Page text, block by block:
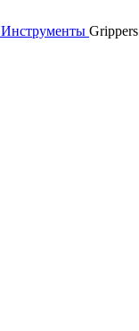
Инструменты Grippers